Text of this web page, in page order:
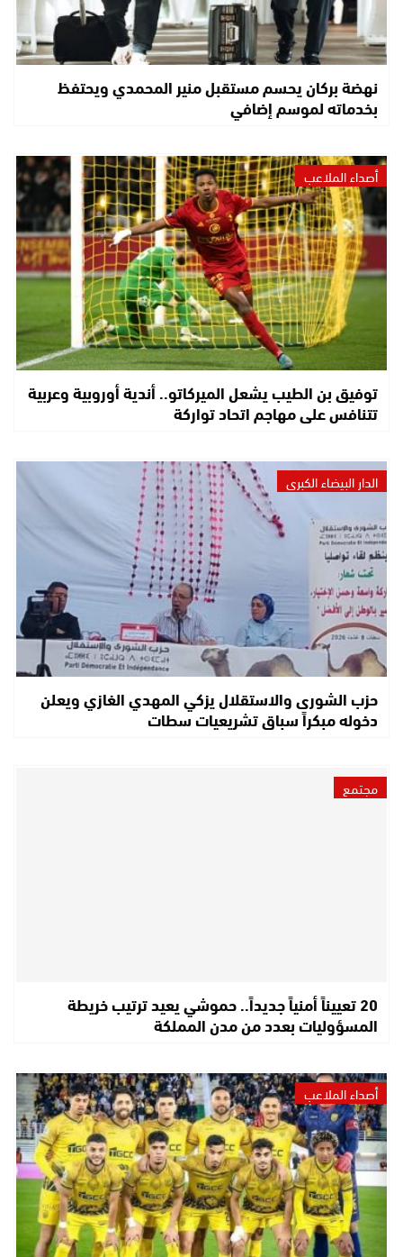
نهضة بركان يحسم مستقبل منير المحمدي ويحتفظ
بخدماته لموسم إضافي
أصداء الملاعب
توفيق بن الطيب يشعل الميركاتو.. أندية أوروبية وعربية
تتنافس على مهاجم اتحاد تواركة
الدار البيضاء الكبرى
حزب الشورى والاستقلال يزكي المهدي الغازي ويعلن
دخوله مبكراً سباق تشريعيات سطات
مجتمع
20 تعييناً أمنياً جديداً.. حموشي يعيد ترتيب خريطة
المسؤوليات بعدد من مدن المملكة
أصداء الملاعب